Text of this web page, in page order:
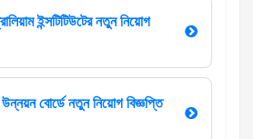
ইন্সটিটিউটের নতুন নিয়োগ
বোর্ডে নতুন নিয়োগ বিজ্ঞপ্তি